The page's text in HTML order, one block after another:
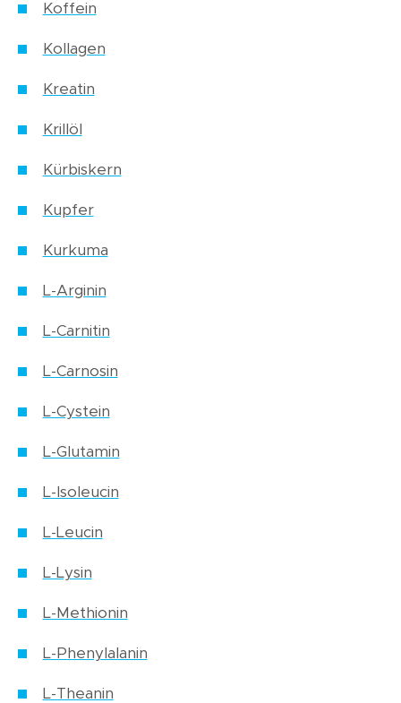
Koffein
Kollagen
Kreatin
Krillöl
Kürbiskern
Kupfer
Kurkuma
L-Arginin
L-Carnitin
L-Carnosin
L-Cystein
L-Glutamin
L-Isoleucin
L-Leucin
L-Lysin
L-Methionin
L-Phenylalanin
L-Theanin